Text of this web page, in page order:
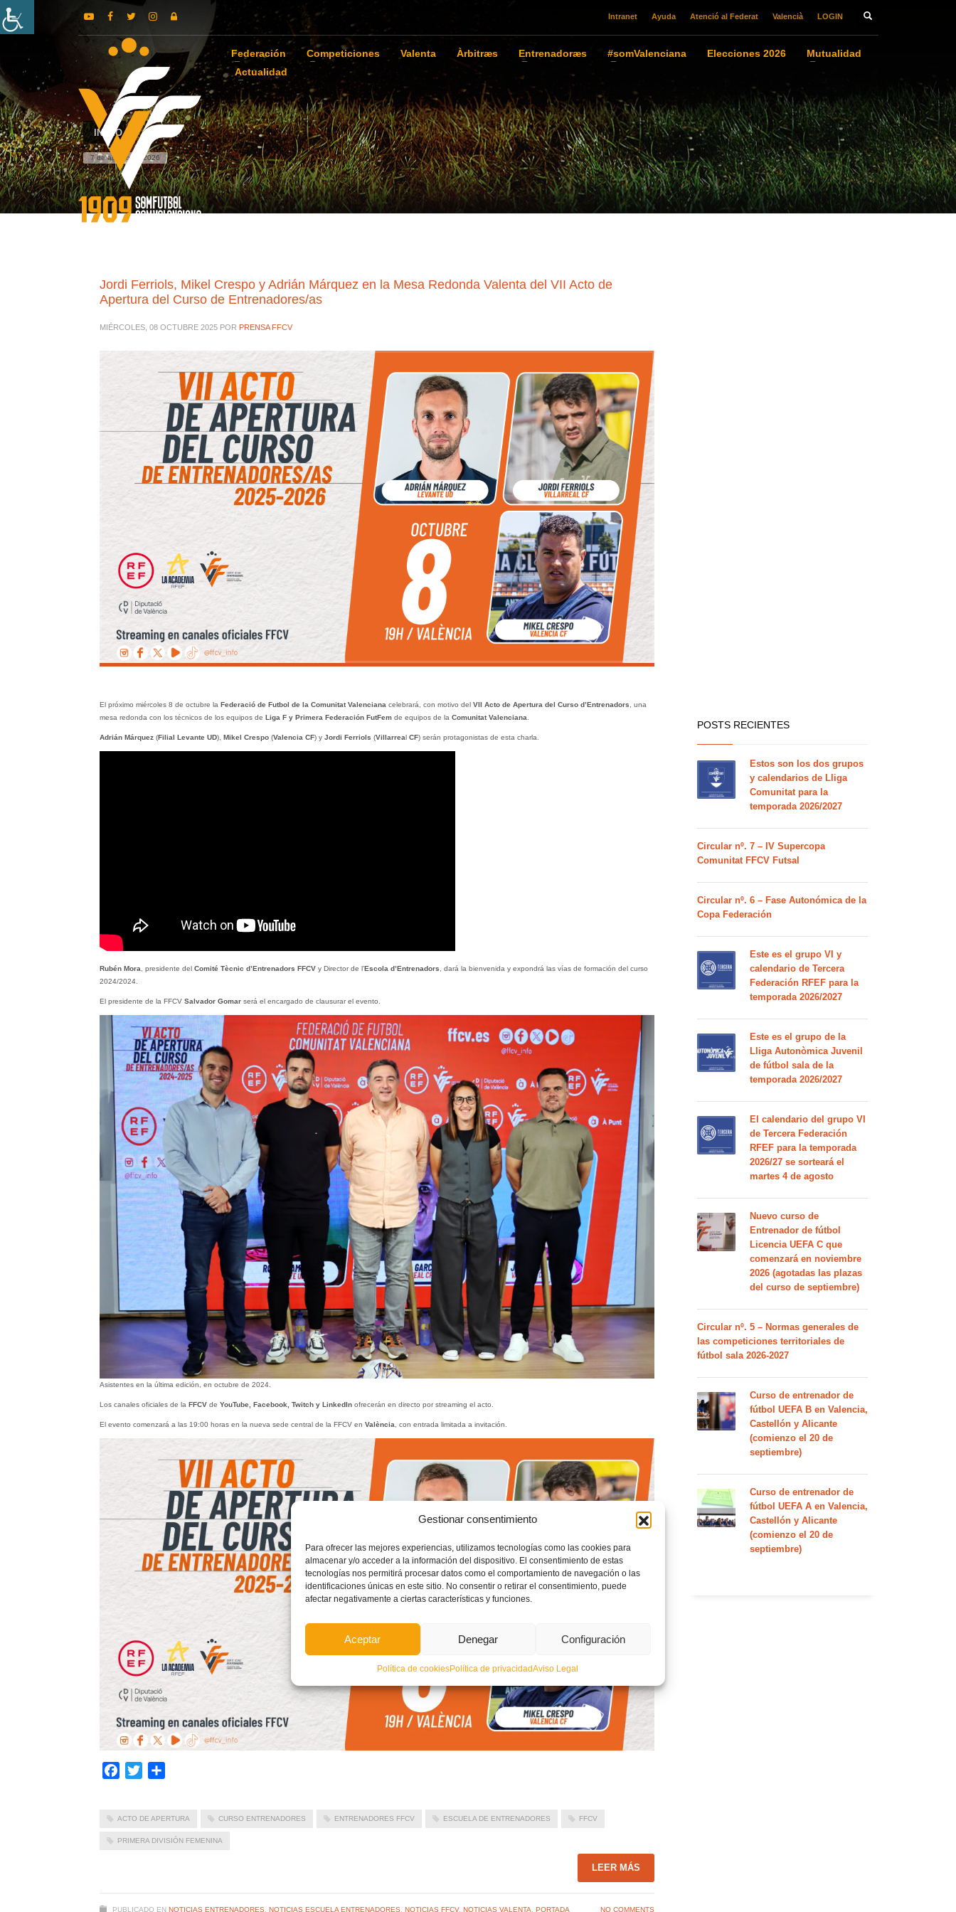
Gestionar consentimiento
Para ofrecer las mejores experiencias, utilizamos tecnologías como las cookies para
almacenar y/o acceder a la información del dispositivo. El consentimiento de estas
tecnologías nos permitirá procesar datos como el comportamiento de navegación o las
identificaciones únicas en este sitio. No consentir o retirar el consentimiento, puede
afectar negativamente a ciertas características y funciones.
Aceptar Denegar Configuración
Política de cookiesPolítica de privacidadAviso Legal
Intranet Ayuda Atenció al Federat Valencià LOGIN
Federación Competiciones Valenta Àrbitræs Entrenadoræs #somValenciana Elecciones 2026
Mutualidad
Actualidad
INICIO
7 de agosto de 2026
Jordi Ferriols, Mikel Crespo y Adrián Márquez en la Mesa Redonda Valenta del VII Acto de
Apertura del Curso de Entrenadores/as
MIÉRCOLES, 08 OCTUBRE 2025 POR PRENSA FFCV
El próximo miércoles 8 de octubre la Federació de Futbol de la Comunitat Valenciana celebrará, con motivo del VII Acto de Apertura del Curso d’Entrenadors , una
mesa redonda con los técnicos de los equipos de Liga F y Primera Federación FutFemde equipos de la Comunitat Valenciana
Adrián Márquez(Filial Levante UD), Mikel Crespo(Valencia CF) y Jordi Ferriols (Villarreal CF) serán protagonistas de esta charla.
Rubén Mora , presidente del Comité Tècnic d’Entrenadors FFCVy Director de l’Escola d’Entrenadors , dará la bienvenida y expondrá las vías de formación del curso
2024/2024.
El presidente de la FFCV Salvador Gomarserá el encargado de clausurar el evento.
Asistentes en la última edición, en octubre de 2024.
Los canales oficiales de la FFCVde YouTube, Facebook, Twitch y LinkedInofrecerán en directo por streaming el acto.
El evento comenzará a las 19:00 horas en la nueva sede central de la FFCV en València , con entrada limitada a invitación.
Facebook
Twitter
ACTO DE APERTURA CURSO ENTRENADORES ENTRENADORES FFCV ESCUELA DE ENTRENADORES FFCV
PRIMERA DIVISIÓN FEMENINA
LEER MÁS
PUBLICADO EN NOTICIAS ENTRENADORES, NOTICIAS ESCUELA ENTRENADORES, NOTICIAS FFCV, NOTICIAS VALENTA, PORTADA NO COMMENTS
POSTS RECIENTES
Estos son los dos grupos
y calendarios de Lliga
Comunitat para la
temporada 2026/2027
Circular nº. 7 – IV Supercopa
Comunitat FFCV Futsal
Circular nº. 6 – Fase Autonómica de la
Copa Federación
Este es el grupo VI y
calendario de Tercera
Federación RFEF para la
temporada 2026/2027
Este es el grupo de la
Lliga Autonòmica Juvenil
de fútbol sala de la
temporada 2026/2027
El calendario del grupo VI
de Tercera Federación
RFEF para la temporada
2026/27 se sorteará el
martes 4 de agosto
Nuevo curso de
Entrenador de fútbol
Licencia UEFA C que
comenzará en noviembre
2026 (agotadas las plazas
del curso de septiembre)
Circular nº. 5 – Normas generales de
las competiciones territoriales de
fútbol sala 2026-2027
Curso de entrenador de
fútbol UEFA B en Valencia,
Castellón y Alicante
(comienzo el 20 de
septiembre)
Curso de entrenador de
fútbol UEFA A en Valencia,
Castellón y Alicante
(comienzo el 20 de
septiembre)